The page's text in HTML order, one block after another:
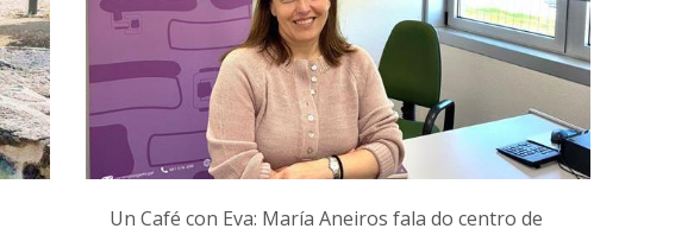
Un Café con Eva: María Aneiros fala do centro de